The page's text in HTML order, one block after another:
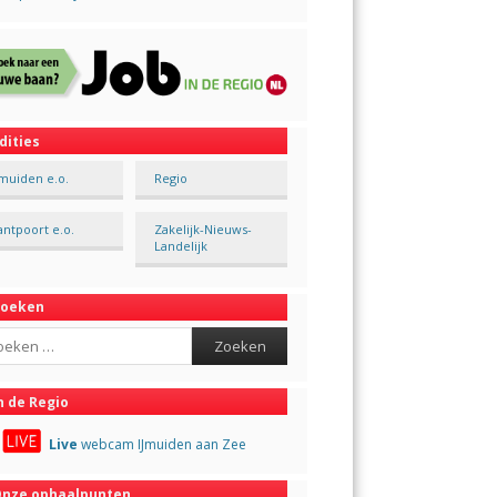
e.o. Regio
e.o.
Zakelijk-Nieuws-
Landelijk
de Regio
Live webcam IJmuiden aan Zee